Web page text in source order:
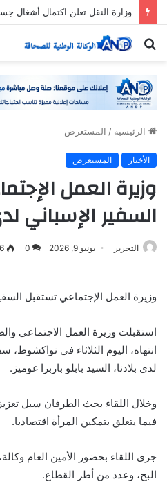
وزارة النقل تعلن اكتمال أشغال
بحث
الرئيسية / المستعرض
الأخبار المستعرض
وزيرة العمل
السفير الإسباني
التحرير يونيو 9, 2026 0
وزيرة العمل الإجتماعي تستقبل
استقبلت وزيرة العمل الاجتماعي
انتهاه، اليوم الثلاثاء في نواكشوط،
لدى بلادنا، السيد بابلو باربرا غوميز.
وخلال اللقاء بحث الطرفان سبل
فيما يتعلق بتمكين المرأة اقتصاديا.
جرى اللقاء بحضور الأمين العام
البح، وعدد من أطر القطاع.